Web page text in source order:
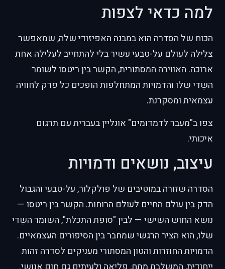
למה כדאי לצפות
הכוח של הסדרה הוא במבנה האפיזודי שלה, שמאפשר
צלילה לעולם על-טבעי עשיר בלי להתחייב לעלילה אחת
ארוכה. האווירה המסתורית, הקשר בין ריטסו לשומר
השֵדי שלו והדמויות המתחלפות הופכים כל פרק לחוויה
עצמאית ומסקרנת.
צפו ב"מעבר לדמדומים" אונליין בעברית עם תרגום
איכותי.
עיצוב, נושאים ודמויות
הסדרה שזורה במוטיבים של פולקלור, על-טבעי והגבול
הדק בין עולם החיים לעולם הרוחות. הקשר בין ריטסו —
נושא החוש השישי — לבין "סופת התכלת", השומר השֵדי
שלו, הוא הציר הרגשי שמחבר בין הסיפורים העצמאיים.
הדמויות החוזרות והטון המסתורי מעניקים לסדרה זהות